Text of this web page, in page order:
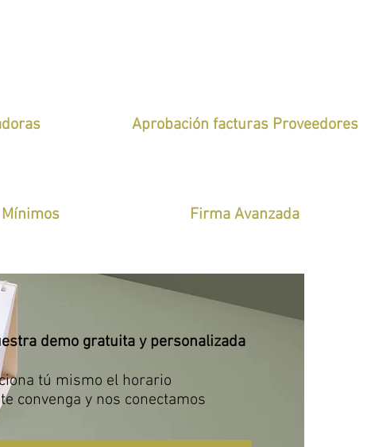
Aprobación facturas Proveedores
Firma Avanzada
demo gratuita y personalizada
tú mismo el horario
convenga y nos conectamos